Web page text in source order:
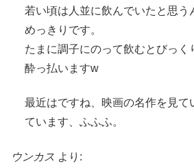
若い頃は人並に飲んでいたと思う
めっきりです。
たまに調子にのって飲むとびっく
酔っ払いますw
最近はですね、映画の名作を見て
ています、ふふふ。
ウンカス より: